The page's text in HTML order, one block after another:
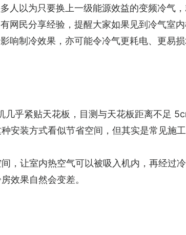
人以为只要换上一级能源效益的变频冷气
网民分享经验，提醒大家如果见到冷气室
响制冷效果，亦可能令冷气更耗电、更易损
乎紧贴天花板，目测与天花板距离不足
安装方式看似节省空间，但其实是常见施工
，让室内热空气可以被吸入机内，再经过
效果自然会变差。